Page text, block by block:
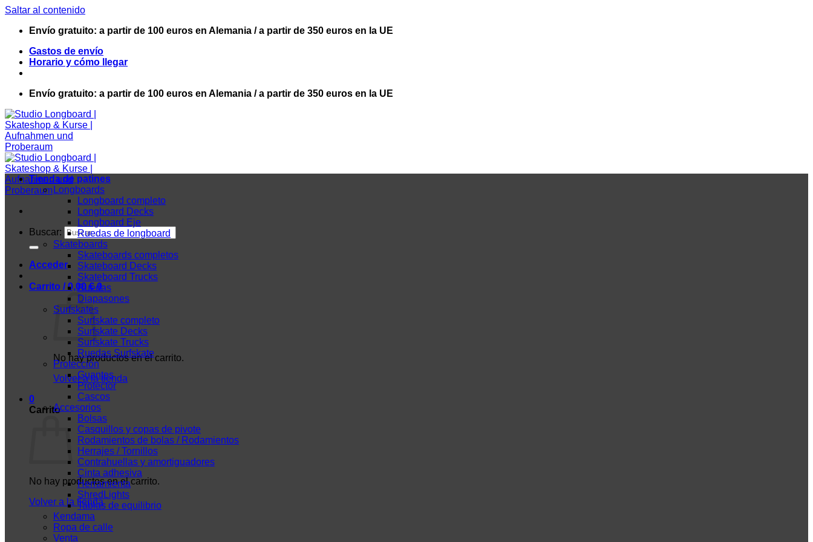
Saltar al contenido
Envío gratuito: a partir de 100 euros en Alemania / a partir de 350 euros en la UE
Gastos de envío
Horario y cómo llegar
Envío gratuito: a partir de 100 euros en Alemania / a partir de 350 euros en la UE
Buscar:
Acceder
Carrito /0,00€ 0
No hay productos en el carrito.
Volver a la tienda
0
Carrito
No hay productos en el carrito.
Volver a la tienda
Tienda de patines
Longboards
Longboard completo
Longboard Decks
Longboard Eje
Ruedas de longboard
Skateboards
Skateboards completos
Skateboard Decks
Skateboard Trucks
Ruedas
Diapasones
Surfskates
Surfskate completo
Surfskate Decks
Surfskate Trucks
Ruedas Surfskate
Protección
Guantes
Protector
Cascos
Accesorios
Bolsas
Casquillos y copas de pivote
Rodamientos de bolas / Rodamientos
Herrajes / Tornillos
Contrahuellas y amortiguadores
Cinta adhesiva
Herramienta
ShredLights
Tablas de equilibrio
Kendama
Ropa de calle
Venta